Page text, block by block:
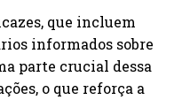
que incluem
informados sobre
parte crucial dessa
o que reforça a